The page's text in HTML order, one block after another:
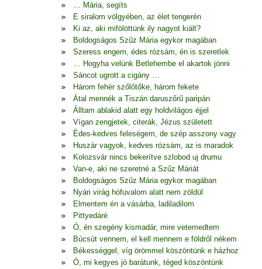
… Mária, segíts
E siralom völgyében, az élet tengerén
Ki az, aki mifölöttünk ily nagyot kiált?
Boldogságos Szűz Mária egykor magában
Szeress engem, édes rózsám, én is szeretlek
… Hogyha velünk Betlehembe el akartok jönni
Sáncot ugrott a cigány …
Három fehér szőlőtőke, három fekete
Átal mennék a Tiszán daruszőrű paripán
Álltam ablakid alatt egy holdvilágos éjjel
Vígan zengjetek, citerák, Jézus született
Édes-kedves feleségem, de szép asszony vagy
Huszár vagyok, kedves rózsám, az is maradok
Kolozsvár nincs bekerítve szlobod uj drumu
Van-e, aki ne szeretné a Szűz Máriát
Boldogságos Szűz Mária egykor magában
Nyári virág hófuvalom alatt nem zöldül
Elmentem én a vásárba, ladiladilom
Pittyedáré
Ó, én szegény kismadár, mire vetemedtem
Búcsút vennem, el kell mennem e földről nékem
Békességgel, víg örömmel köszöntünk e házhoz
Ó, mi kegyes jó barátunk, téged köszöntünk